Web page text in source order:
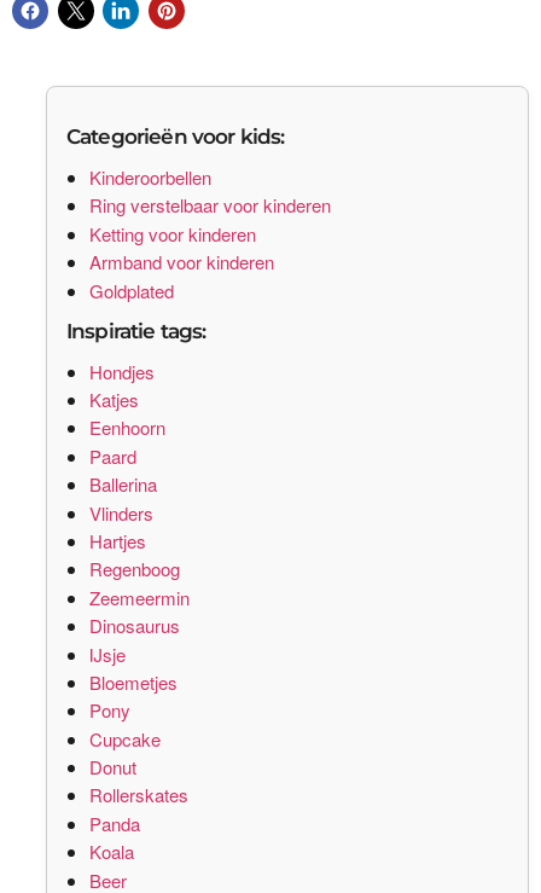
Categorieën voor kids:
Kinderoorbellen
Ring verstelbaar voor kinderen
Ketting voor kinderen
Armband voor kinderen
Goldplated
Inspiratie tags:
Hondjes
Katjes
Eenhoorn
Paard
Ballerina
Vlinders
Hartjes
Regenboog
Zeemeermin
Dinosaurus
IJsje
Bloemetjes
Pony
Cupcake
Donut
Rollerskates
Panda
Koala
Beer